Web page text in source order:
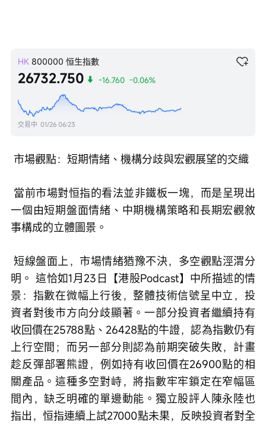
HK 800000 恒生指數
26732.750 -16.760 -0.06%
交易中 01/26 06:23
市場觀點：短期情緒、機構分歧與宏觀展望的交織
一個由短期盤面情緒、中期機構策略和長期宏觀敘
事構成的立體圖景。
短線盤面上，市場情緒猶豫不決，多空觀點涇渭分
明。 這恰如1月23日【港股Podcast】中所描述的情
景：指數在微幅上行後，整體技術信號呈中立，投
資者對後市方向分歧顯著。一部分投資者繼續持有
收回價在25788點、26428點的牛證，認為指數仍有
上行空間；而另一部分則認為前期突破失敗，計畫
趁反彈部署熊證，例如持有收回價在26900點的相
關產品。這種多空對峙，將指數牢牢鎖定在窄幅區
間內，缺乏明確的單邊動能。獨立股評人陳永陸也
指出，恒指連續上試27000點未果，反映投資者對全